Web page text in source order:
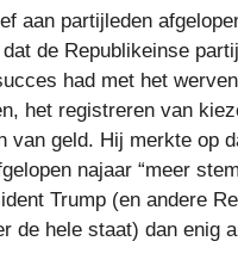
aan partijleden
de Republikeinse
had met het
het registreren van
van geld. Hij merkte op
najaar “meer
Trump (en andere
de hele staat) dan enig